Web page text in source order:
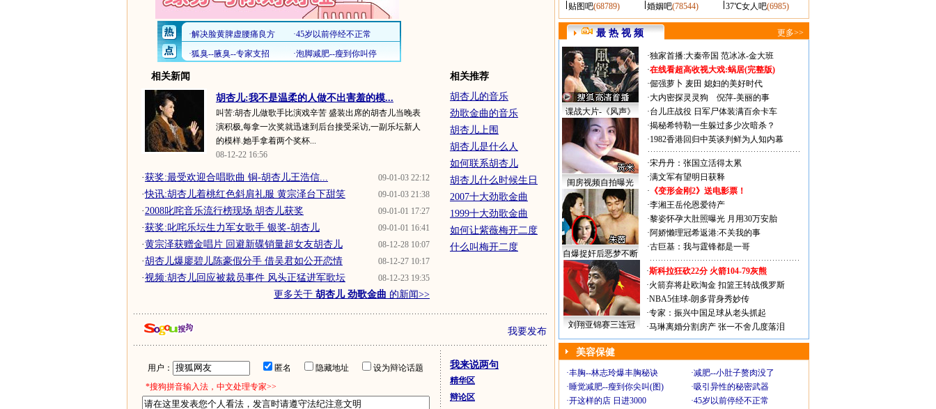
相关新闻
胡杏儿:我不是温柔的人做不出害羞的模...
叫苦:胡杏儿做歌手比演戏辛苦 盛装出席的胡杏儿当晚表
演积极,每拿一次奖就迅速到后台接受采访,一副乐坛新人
的模样.她手拿着两个奖杯...
08-12-22 16:56
09-01-03 22:12
·获奖:最受欢迎合唱歌曲 铜-胡杏儿王浩信...
09-01-03 21:38
·快讯:胡杏儿着桃红色斜肩礼服 黄宗泽台下甜笑
09-01-01 17:27
·2008叱咤音乐流行榜现场 胡杏儿获奖
09-01-01 16:41
·获奖:叱咤乐坛生力军女歌手 银奖-胡杏儿
08-12-28 10:07
·黄宗泽获赠金唱片 回避新碟销量超女友胡杏儿
08-12-27 10:17
·胡杏儿爆廖碧儿陈豪假分手 借吴君如公开恋情
08-12-23 19:35
·视频:胡杏儿回应被裁员事件 风头正猛进军歌坛
更多关于 胡杏儿 劲歌金曲 的新闻>>
相关推荐
胡杏儿的音乐
劲歌金曲的音乐
胡杏儿上围
胡杏儿是什么人
如何联系胡杏儿
胡杏儿什么时候生日
2007十大劲歌金曲
1999十大劲歌金曲
如何让紫薇梅开二度
什么叫梅开二度
我要发布
用户： 匿名 隐藏地址
设为辩论话题
*搜狗拼音输入法，中文处理专家>>
我来说两句
精华区
辩论区
贴图吧(68789) 婚姻吧(78544) 37℃女人吧(6985)
最 热 视 频 更多>>
谍战大片-《风声》
闺房视频自拍曝光
自爆捉奸后恶梦不断
·独家首播:大秦帝国 范冰冰-金大班
·在线看超高收视大戏:蜗居(完整版)
·倔强萝卜 麦田 媳妇的美好时代
·大内密探灵灵狗
倪萍-美丽的事
·台儿庄战役 日军尸体装满百余卡车
·揭秘希特勒一生躲过多少次暗杀？
·1982香港回归中英谈判鲜为人知内幕
·宋丹丹：张国立活得太累
·满文军有望明日获释
· 《变形金刚2》送电影票！
·李湘王岳伦恩爱待产
·黎姿怀孕大肚照曝光 月用30万安胎
·阿娇懒理冠希返港:不关我的事
·古巨基：我与霆锋都是一哥
刘翔亚锦赛三连冠
·斯科拉狂砍22分 火箭104-79灰熊
·火箭弃将赴欧淘金 扣篮王转战俄罗斯
·NBA5佳球-朗多背身秀妙传
·专家：振兴中国足球从老头抓起
·马琳离婚分割房产 张一不舍几度落泪
美容保健
·丰胸--林志玲爆丰胸秘诀 ·减肥--小肚子赘肉没了
·睡觉减肥--瘦到你尖叫(图) ·吸引异性的秘密武器
·开这样的店 日进3000 ·45岁以前停经不正常